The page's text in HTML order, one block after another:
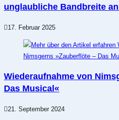
unglaubliche Bandbreite
17. Februar 2025
Wiederaufnahme von
Das Musical«
21. September 2024